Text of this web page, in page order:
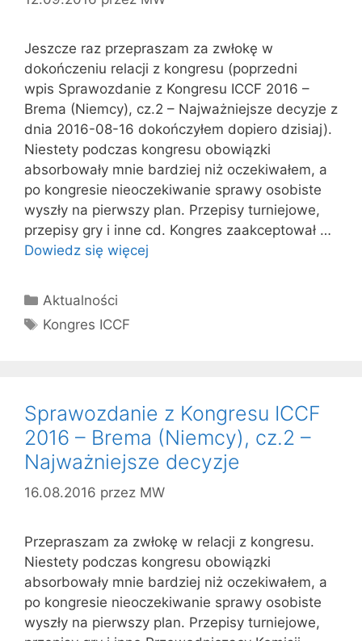
Jeszcze raz przepraszam za zwłokę w
dokończeniu relacji z kongresu (poprzedni
wpis Sprawozdanie z Kongresu ICCF 2016 –
Brema (Niemcy), cz.2 – Najważniejsze decyzje z
dnia 2016-08-16 dokończyłem dopiero dzisiaj).
Niestety podczas kongresu obowiązki
absorbowały mnie bardziej niż oczekiwałem, a
po kongresie nieoczekiwanie sprawy osobiste
wyszły na pierwszy plan. Przepisy turniejowe,
przepisy gry i inne cd. Kongres zaakceptował …
Dowiedz się więcej
Kategorie
Aktualności
Tagi
Kongres ICCF
Sprawozdanie z Kongresu ICCF
2016 – Brema (Niemcy), cz.2 –
Najważniejsze decyzje
16.08.2016 przez MW
Przepraszam za zwłokę w relacji z kongresu.
Niestety podczas kongresu obowiązki
absorbowały mnie bardziej niż oczekiwałem, a
po kongresie nieoczekiwanie sprawy osobiste
wyszły na pierwszy plan. Przepisy turniejowe,